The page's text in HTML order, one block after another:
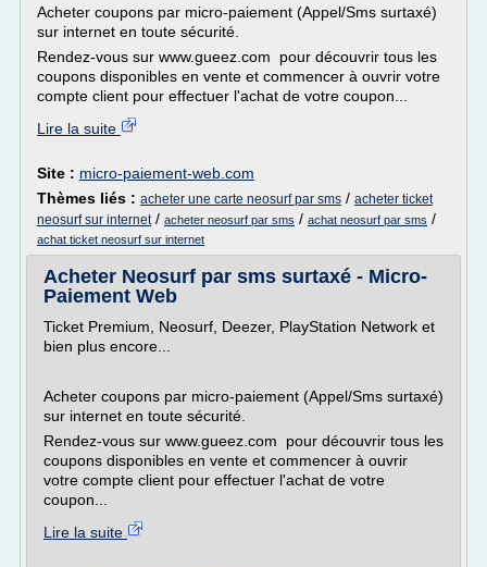
Acheter coupons par micro-paiement (Appel/Sms surtaxé)
sur internet en toute sécurité.
Rendez-vous sur www.gueez.com pour découvrir tous les
coupons disponibles en vente et commencer à ouvrir votre
compte client pour effectuer l'achat de votre coupon...
Lire la suite
Site : micro-paiement-web.com
Thèmes liés : acheter une carte neosurf par sms / acheter ticket
neosurf sur internet/ acheter neosurf par sms / achat neosurf par sms /
achat ticket neosurf sur internet
Acheter Neosurf par sms surtaxé - Micro-
Paiement Web
Ticket Premium, Neosurf, Deezer, PlayStation Network et
bien plus encore...
Acheter coupons par micro-paiement (Appel/Sms surtaxé)
sur internet en toute sécurité.
Rendez-vous sur www.gueez.com pour découvrir tous les
coupons disponibles en vente et commencer à ouvrir
votre compte client pour effectuer l'achat de votre
coupon...
Lire la suite